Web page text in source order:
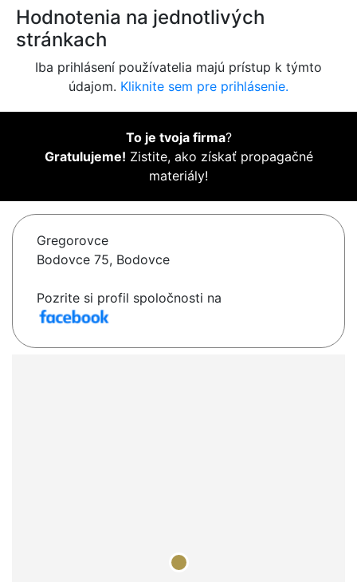
Hodnotenia na jednotlivých
stránkach
Iba prihlásení používatelia majú prístup k týmto
údajom. Kliknite sem pre prihlásenie.
To je tvoja firma?
Gratulujeme! Zistite, ako získať propagačné
materiály!
Gregorovce
Bodovce 75, Bodovce
Pozrite si profil spoločnosti na